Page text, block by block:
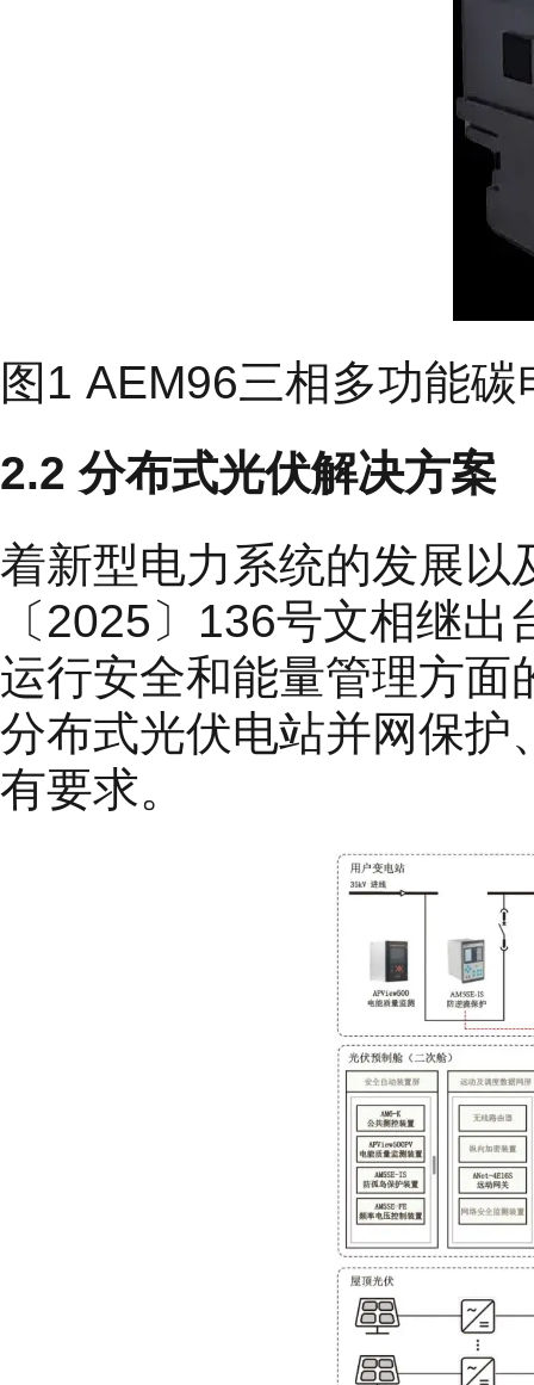
图1 AEM96三相多功能碳
2.2 分布式光伏解决方案
着新型电力系统的发展
〔2025〕136号文相继
运行安全和能量管理方面
分布式光伏电站并网保护
有要求。